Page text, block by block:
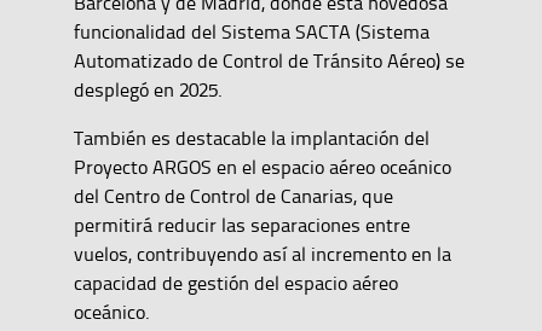
funcionalidad del Sistema SACTA (Sistema
Automatizado de Control de Tránsito Aéreo) se
desplegó en 2025.
También es destacable la implantación del
Proyecto ARGOS en el espacio aéreo oceánico
del Centro de Control de Canarias, que
permitirá reducir las separaciones entre
vuelos, contribuyendo así al incremento en la
capacidad de gestión del espacio aéreo
oceánico.